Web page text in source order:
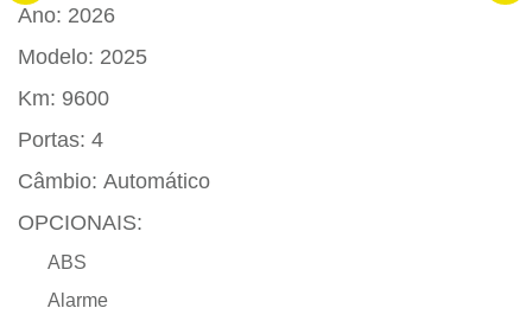
Ano: 2026
Modelo: 2025
Km: 9600
Portas: 4
Câmbio: Automático
OPCIONAIS:
ABS
Alarme